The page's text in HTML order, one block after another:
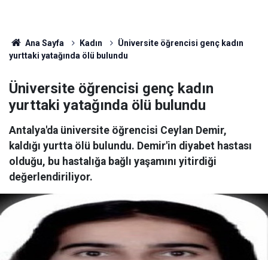
Ana Sayfa Kadın
Üniversite öğrencisi genç kadın
yurttaki yatağında ölü bulundu
Üniversite öğrencisi genç kadın
yurttaki yatağında ölü bulundu
Antalya'da üniversite öğrencisi Ceylan Demir,
kaldığı yurtta ölü bulundu. Demir'in diyabet hastası
olduğu, bu hastalığa bağlı yaşamını yitirdiği
değerlendiriliyor.